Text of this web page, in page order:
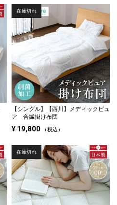
【シングル】
【西川】メディックピュ
ア 合繊掛け布団
¥ 19,800 税込
在庫切れ
在庫切れ